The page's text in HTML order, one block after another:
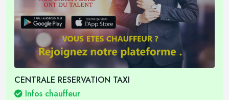
CENTRALE RESERVATION TAXI
Infos chauffeur